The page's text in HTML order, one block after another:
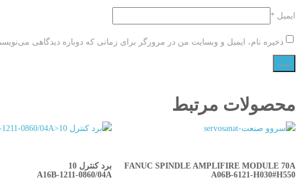
ایمیل *
ذخیره نام، ایمیل و وبسایت من در مرورگر برای زمانی که دوباره دیدگاهی
محصولات مرتبط
FANUC SPINDLE AMPLIFIRE MODULE 70A
A06B-6121-H030#H550
برد کنترل 10
A16B-1211-0860/04A